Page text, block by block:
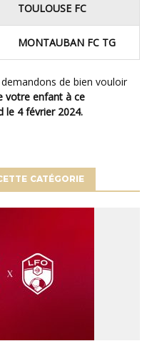
TOULOUSE FC
MONTAUBAN FC TG
demandons de bien vouloir
votre enfant à ce
le 4 février 2024.
CATÉGORIE